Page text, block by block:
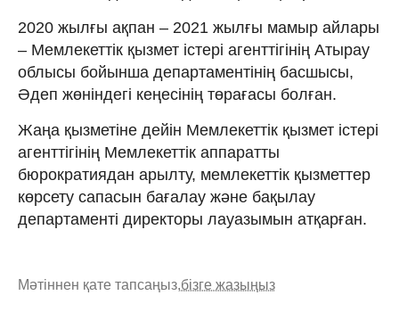
2020 жылғы ақпан – 2021 жылғы мамыр айлары
– Мемлекеттік қызмет істері агенттігінің Атырау
облысы бойынша департаментінің басшысы,
Әдеп жөніндегі кеңесінің төрағасы болған.
Жаңа қызметіне дейін Мемлекеттік қызмет істері
агенттігінің Мемлекеттік аппаратты
бюрократиядан арылту, мемлекеттік қызметтер
көрсету сапасын бағалау және бақылау
департаменті директоры лауазымын атқарған.
Мәтіннен қате тапсаңыз,бізге жазыңыз